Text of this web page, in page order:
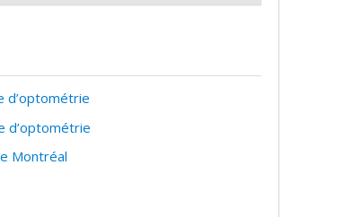
liée à l'âge (DMLA)
d’optométrie
d’optométrie
Montréal